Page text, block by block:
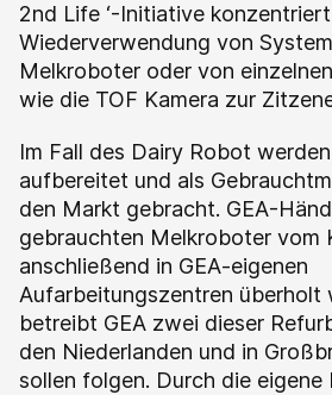
2nd Life ‘-Initiative
Wiederverwendung von
Melkroboter oder von
wie die TOF Kamera zur
Im Fall des Dairy Robot
aufbereitet und als
den Markt gebracht. GEA-
gebrauchten Melkroboter vom
anschließend in GEA-eigenen
Aufarbeitungszentren überholt
betreibt GEA zwei dieser
den Niederlanden und in
sollen folgen. Durch die eigene